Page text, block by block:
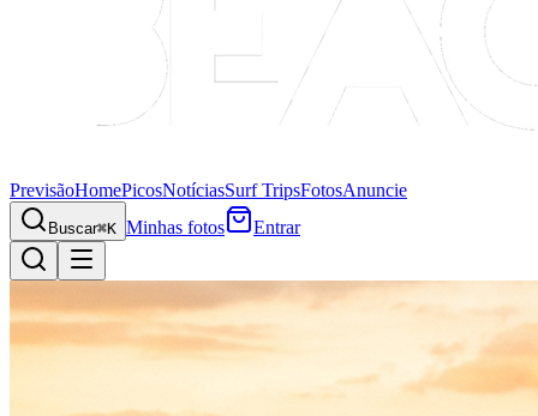
PrevisãoHomePicosNotíciasSurf TripsFotosAnuncie
Buscar⌘K Minhas fotos Entrar